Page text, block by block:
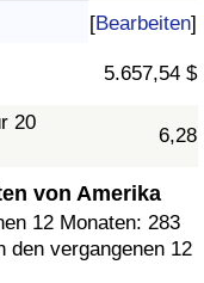
[Bearbeiten]
5.657,54 $
20
6,28
von Amerika
12 Monaten: 283
den vergangenen 12